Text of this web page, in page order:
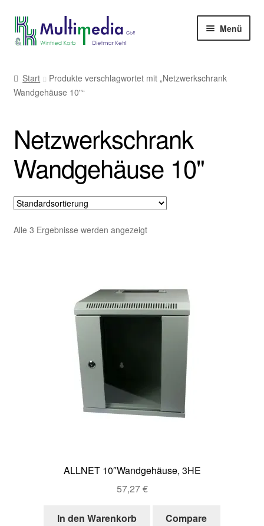
Zur
Navigation
Zum
Inhalt
Menü
Start
Produkte verschlagwortet mit „Netzwerkschrank
Wandgehäuse 10"“
Netzwerkschrank
Wandgehäuse 10"
Alle 3 Ergebnisse werden angezeigt
ALLNET 10″Wandgehäuse, 3HE
57,27€
In den Warenkorb Compare